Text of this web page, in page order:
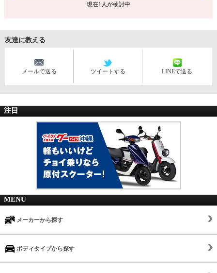
現在1 人が検討中
友達に教える
メールで送る ツイートする LINEで送る
注目
MENU
メーカーから探す
ボディタイプから探す